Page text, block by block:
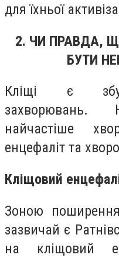
для їхньої
2. ЧИ ПРАВДА,
БУТИ
Кліщі є
найчастіше
енцефаліт та
Кліщовий
Зоною
зазвичай є
на кліщовий